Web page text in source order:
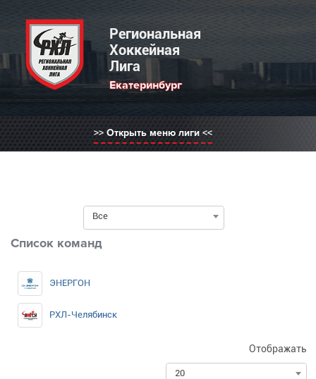
Региональная
Хоккейная
Лига
Екатеринбург
Региональная Хоккейная Лига
Выберите регион:
РХЛ Россия
Нижний Новгород
Москва
Санкт-Петербург
Волгоград
Сайт РХЛ-НН
>> Открыть меню лиги <<
Все
Список команд
ЭНЕРГОН
РХЛ-Челябинск
Отображать
20